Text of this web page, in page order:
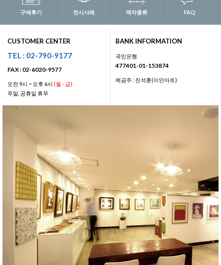
구매후기 전시사례 액자종류 FAQ
CUSTOMER CENTER
TEL : 02-790-9177
FAX : 02-6020-9577
오전 9시 ~ 오후 6시 (월 - 금)
주말, 공휴일 휴무
BANK INFORMATION
국민은행
477401-01-153874
예금주 : 진석훈(이안아트)